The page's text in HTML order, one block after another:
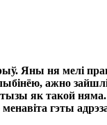
Яны ня мелі
ажно
як такой няма.
гэты